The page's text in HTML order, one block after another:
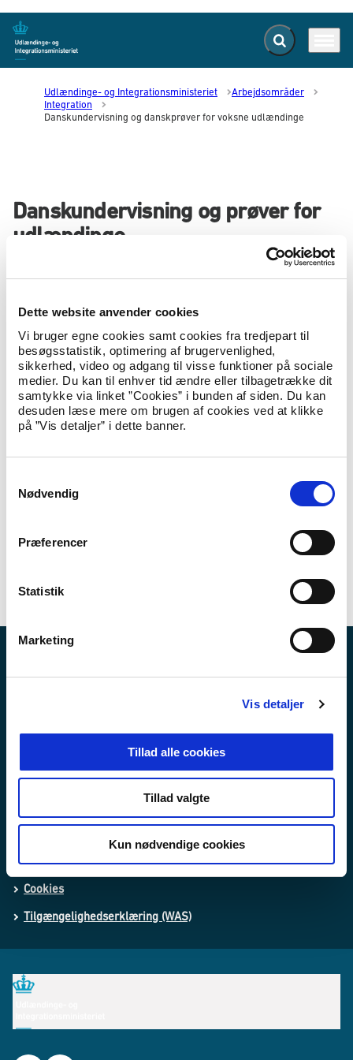
Dette website anvender cookies
Vi bruger egne cookies samt cookies fra tredjepart til
besøgsstatistik, optimering af brugervenlighed,
sikkerhed, video og adgang til visse funktioner på sociale
medier. Du kan til enhver tid ændre eller tilbagetrække dit
samtykke via linket ”Cookies” i bunden af siden. Du kan
desuden læse mere om brugen af cookies ved at klikke
på ”Vis detaljer” i dette banner.
v
Nødvendig
Præferencer
Statistik
Marketing
Vis detaljer
Tillad alle cookies
Tillad valgte
Kun nødvendige cookies
Gå til forsiden Fold søgefelt ud
Udlændinge- og Integrationsministeriet
Arbejdsområder
Integration
Danskundervisning og danskprøver for voksne udlændinge
Danskundervisning og prøver for
udlændinge
Danskuddannelse for voksne udlændinge m.fl.
Danskuddannelse til voksne udlændinge m.fl. har til formål at
bidrage til, at voksne udlændinge opnår nødvendige
dansksproglige kompetencer og viden om kultur- og
samfundsforhold i Danmark, så de kan deltage i og bidrage til
samfundet på lige fod med samfundets øvrige borgere.
Indberetning til danskundervisningsdatabasen
Vejledning om indberetning til danskundervisningsdatabasen:
Indberetning, oversigt og udtræk.
Love og regler
Her kan du finde love og regler om danskundervisning og
prøver for udlændinge.
Lovforslag og bekendtgørelser i høring
Processing of personal data
Cookies
Tilgængelighedserklæring (WAS)